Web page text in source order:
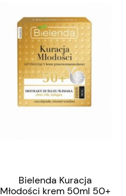
Bielenda Kuracja
Młodości krem 50ml 50+